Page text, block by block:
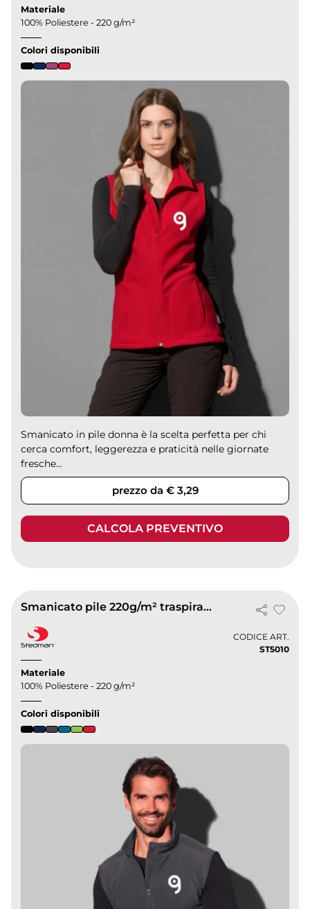
Materiale
100% Poliestere - 220 g/m²
Colori disponibili
Smanicato in pile donna è la scelta perfetta per chi
cerca comfort, leggerezza e praticità nelle giornate
fresche...
prezzo da € 3,29
CALCOLA PREVENTIVO
Smanicato pile 220g/m² traspirante regular zip tasche
CODICE ART.
ST5010
Materiale
100% Poliestere - 220 g/m²
Colori disponibili